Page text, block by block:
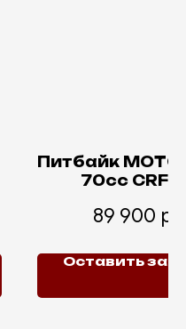
Питбайк
70сс
89 900 р.
Оставить